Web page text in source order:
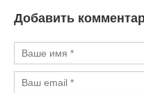
Добавить